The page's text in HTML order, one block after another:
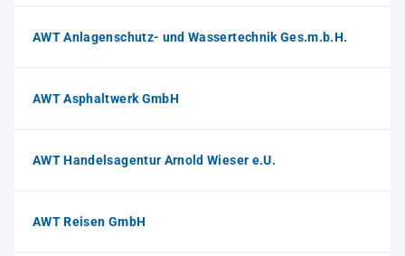
AWT Anlagenschutz- und Wassertechnik Ges.m.b.H.
AWT Asphaltwerk GmbH
AWT Handelsagentur Arnold Wieser e.U.
AWT Reisen GmbH